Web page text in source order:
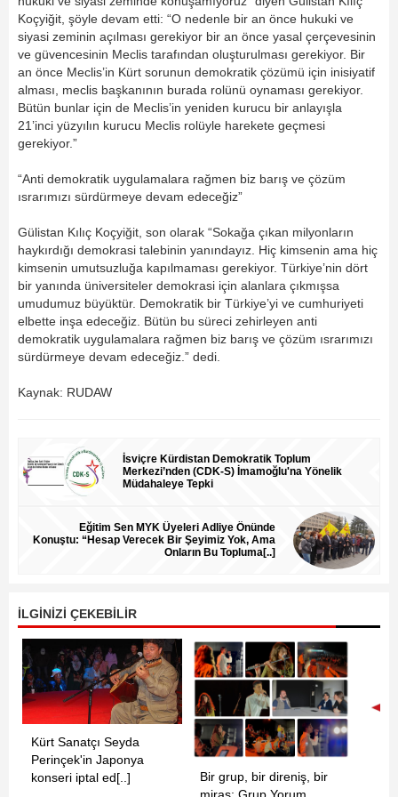
Koçyiğit, şöyle devam etti: “O nedenle bir an önce hukuki ve
siyasi zeminin açılması gerekiyor bir an önce yasal çerçevesinin
ve güvencesinin Meclis tarafından oluşturulması gerekiyor. Bir
an önce Meclis’in Kürt sorunun demokratik çözümü için inisiyatif
alması, meclis başkanının burada rolünü oynaması gerekiyor.
Bütün bunlar için de Meclis’in yeniden kurucu bir anlayışla
21’inci yüzyılın kurucu Meclis rolüyle harekete geçmesi
gerekiyor.”
“Anti demokratik uygulamalara rağmen biz barış ve çözüm
ısrarımızı sürdürmeye devam edeceğiz”
Gülistan Kılıç Koçyiğit, son olarak “Sokağa çıkan milyonların
haykırdığı demokrasi talebinin yanındayız. Hiç kimsenin ama hiç
kimsenin umutsuzluğa kapılmaması gerekiyor. Türkiye’nin dört
bir yanında üniversiteler demokrasi için alanlara çıkmışsa
umudumuz büyüktür. Demokratik bir Türkiye’yi ve cumhuriyeti
elbette inşa edeceğiz. Bütün bu süreci zehirleyen anti
demokratik uygulamalara rağmen biz barış ve çözüm ısrarımızı
sürdürmeye devam edeceğiz.” dedi.
Kaynak: RUDAW
İsviçre Kürdistan Demokratik Toplum
Merkezi’nden (CDK-S) İmamoğlu'na Yönelik
Müdahaleye Tepki
Eğitim Sen MYK Üyeleri Adliye Önünde
Konuştu: “Hesap Verecek Bir Şeyimiz Yok, Ama
Onların Bu Topluma[..]
İLGİNİZİ ÇEKEBİLİR
Kürt Sanatçı Seyda
Perinçek'in Japonya
konseri iptal ed[..]
Bir grup, bir direniş, bir